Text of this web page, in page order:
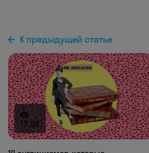
К предыдущей статье
19.5K